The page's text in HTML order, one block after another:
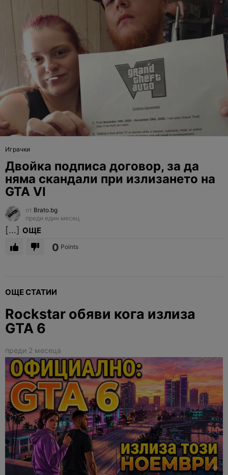
Играчки
Двойка подписа договор, за да
няма скандали при излизането на
GTA VI
от Brato.bg
преди един месец
[…] ОЩЕ
0 Points
ОЩЕ СТАТИИ
Rockstar обяви кога излиза
GTA 6
преди 2 месеца